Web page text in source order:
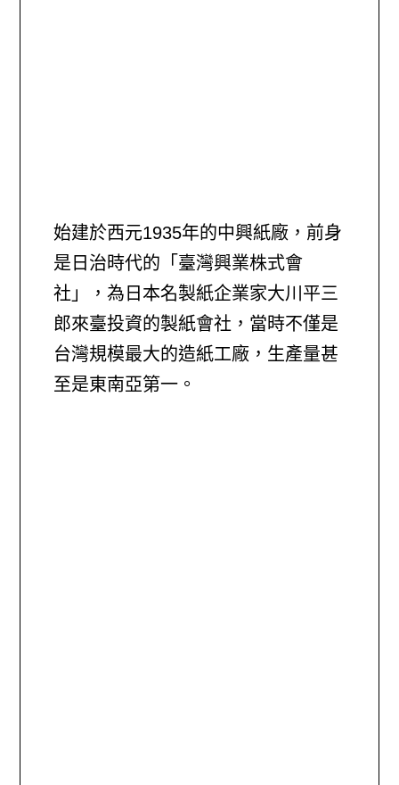
始建於西元1935年的中興紙廠，前身
是日治時代的「臺灣興業株式會
社」，為日本名製紙企業家大川平三
郎來臺投資的製紙會社，當時不僅是
台灣規模最大的造紙工廠，生產量甚
至是東南亞第一。